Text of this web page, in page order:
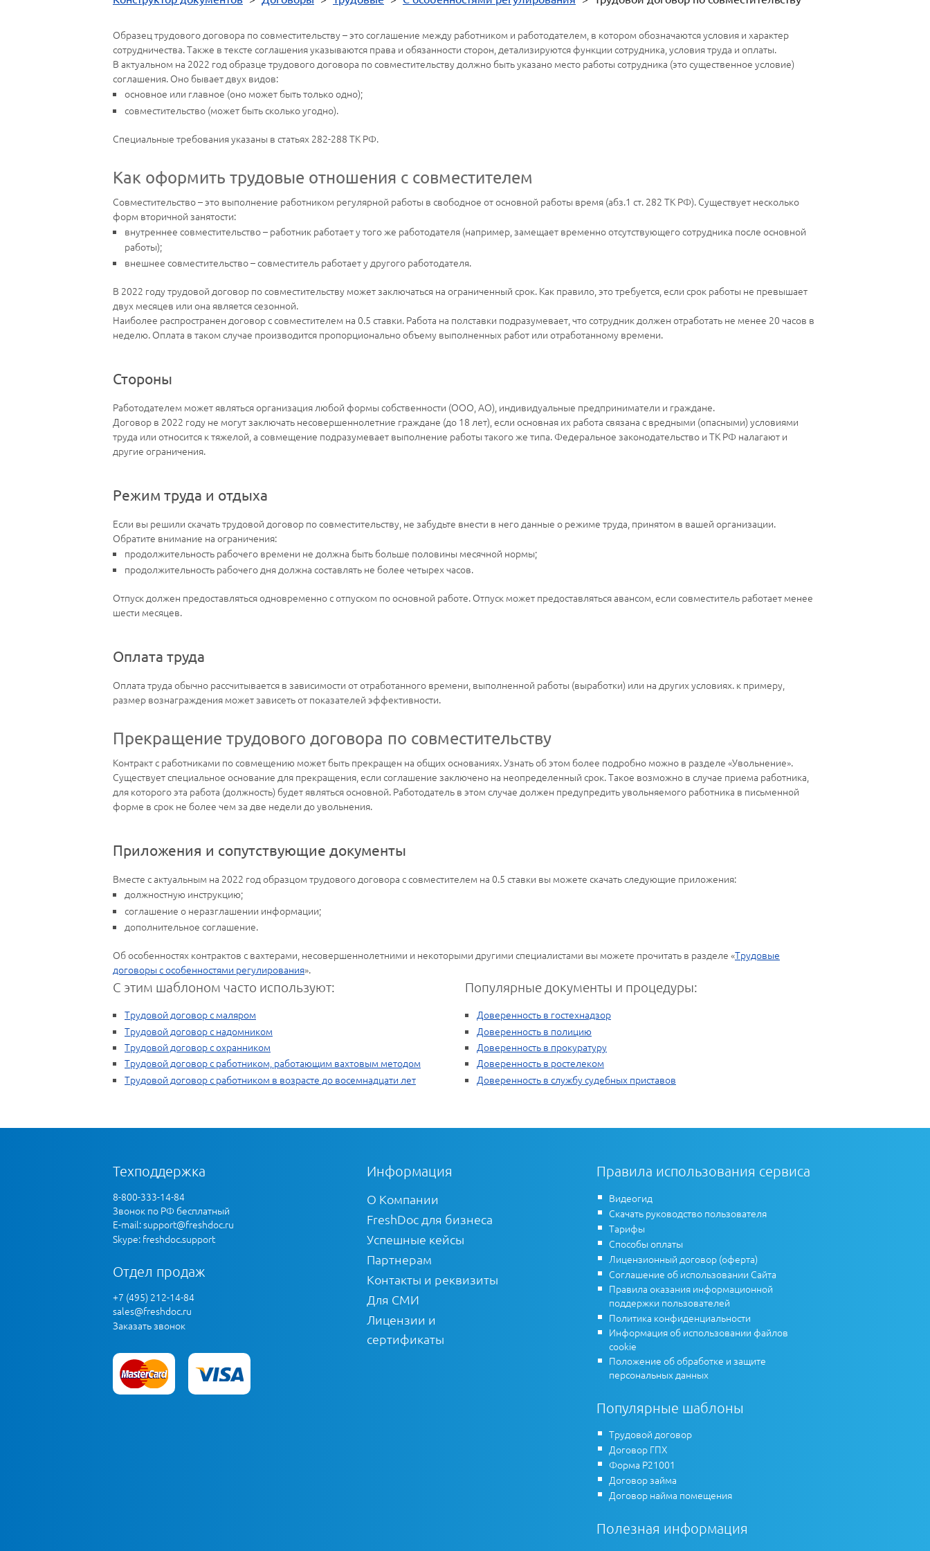
Образец трудового договора по совместительству – это соглашение между работником и работодателем, в котором обозначаются условия и характер
сотрудничества. Также в тексте соглашения указываются права и обязанности сторон, детализируются функции сотрудника, условия труда и оплаты.
В актуальном на 2022 год образце трудового договора по совместительству должно быть указано место работы сотрудника (это существенное условие)
соглашения. Оно бывает двух видов:
основное или главное (оно может быть только одно);
совместительство (может быть сколько угодно).
Специальные требования указаны в статьях 282-288 ТК РФ.
Как оформить трудовые отношения с совместителем
Совместительство – это выполнение работником регулярной работы в свободное от основной работы время (абз.1 ст. 282 ТК РФ). Существует несколько
форм вторичной занятости:
внутреннее совместительство – работник работает у того же работодателя (например, замещает временно отсутствующего сотрудника после основной
работы);
внешнее совместительство – совместитель работает у другого работодателя.
В 2022 году трудовой договор по совместительству может заключаться на ограниченный срок. Как правило, это требуется, если срок работы не превышает
двух месяцев или она является сезонной.
Наиболее распространен договор с совместителем на 0.5 ставки. Работа на полставки подразумевает, что сотрудник должен отработать не менее 20 часов в
неделю. Оплата в таком случае производится пропорционально объему выполненных работ или отработанному времени.
Стороны
Работодателем может являться организация любой формы собственности (ООО, АО), индивидуальные предприниматели и граждане.
Договор в 2022 году не могут заключать несовершеннолетние граждане (до 18 лет), если основная их работа связана с вредными (опасными) условиями
труда или относится к тяжелой, а совмещение подразумевает выполнение работы такого же типа. Федеральное законодательство и ТК РФ налагают и
другие ограничения.
Режим труда и отдыха
Если вы решили скачать трудовой договор по совместительству, не забудьте внести в него данные о режиме труда, принятом в вашей организации.
Обратите внимание на ограничения:
продолжительность рабочего времени не должна быть больше половины месячной нормы;
продолжительность рабочего дня должна составлять не более четырех часов.
Отпуск должен предоставляться одновременно с отпуском по основной работе. Отпуск может предоставляться авансом, если совместитель работает менее
шести месяцев.
Оплата труда
Оплата труда обычно рассчитывается в зависимости от отработанного времени, выполненной работы (выработки) или на других условиях. к примеру,
размер вознаграждения может зависеть от показателей эффективности.
Прекращение трудового договора по совместительству
Контракт с работниками по совмещению может быть прекращен на общих основаниях. Узнать об этом более подробно можно в разделе «Увольнение».
Существует специальное основание для прекращения, если соглашение заключено на неопределенный срок. Такое возможно в случае приема работника,
для которого эта работа (должность) будет являться основной. Работодатель в этом случае должен предупредить увольняемого работника в письменной
форме в срок не более чем за две недели до увольнения.
Приложения и сопутствующие документы
Вместе с актуальным на 2022 год образцом трудового договора с совместителем на 0.5 ставки вы можете скачать следующие приложения:
должностную инструкцию;
соглашение о неразглашении информации;
дополнительное соглашение.
Об особенностях контрактов с вахтерами, несовершеннолетними и некоторыми другими специалистами вы можете прочитать в разделе «Трудовые
договоры с особенностями регулирования».
С этим шаблоном часто используют:
Трудовой договор с маляром
Трудовой договор с надомником
Трудовой договор с охранником
Трудовой договор с работником, работающим вахтовым методом
Трудовой договор с работником в возрасте до восемнадцати лет
Популярные документы и процедуры:
Доверенность в гостехнадзор
Доверенность в полицию
Доверенность в прокуратуру
Доверенность в ростелеком
Доверенность в службу судебных приставов
Техподдержка
8-800-333-14-84
Звонок по РФ бесплатный
E-mail:support@freshdoc.ru
Skype: freshdoc.support
Отдел продаж
+7 (495) 212-14-84
sales@freshdoc.ru
Заказать звонок
Информация
О Компании
FreshDoc для бизнеса
Успешные кейсы
Партнерам
Контакты и реквизиты
Для СМИ
Лицензии и
сертификаты
Правила использования сервиса
Видеогид
Скачать руководство пользователя
Тарифы
Способы оплаты
Лицензионный договор (оферта)
Соглашение об использовании Сайта
Правила оказания информационной
поддержки пользователей
Политика конфиденциальности
Информация об использовании файлов
cookie
Положение об обработке и защите
персональных данных
Популярные шаблоны
Трудовой договор
Договор ГПХ
Форма Р21001
Договор займа
Договор найма помещения
Полезная информация